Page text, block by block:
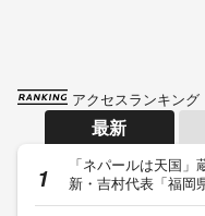
アクセスランキング
最新
「ネパールは天国
新・吉村代表「福岡